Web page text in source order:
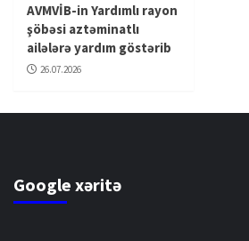
AVMVİB-in Yardımlı rayon
şöbəsi aztəminatlı
ailələrə yardım göstərib
26.07.2026
Google xəritə